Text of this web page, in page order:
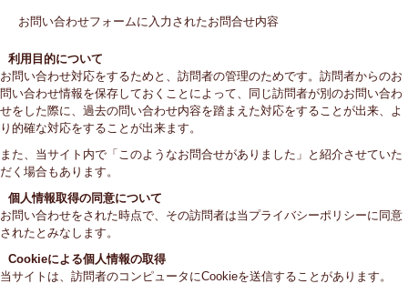
お問い合わせフォームに入力されたお問合せ内容
利用目的について
お問い合わせ対応をするためと、訪問者の管理のためです。訪問者からのお
問い合わせ情報を保存しておくことによって、同じ訪問者が別のお問い合わ
せをした際に、過去の問い合わせ内容を踏まえた対応をすることが出来、よ
り的確な対応をすることが出来ます。
また、当サイト内で「このようなお問合せがありました」と紹介させていた
だく場合もあります。
個人情報取得の同意について
お問い合わせをされた時点で、その訪問者は当プライバシーポリシーに同意
されたとみなします。
Cookieによる個人情報の取得
当サイトは、訪問者のコンピュータにCookieを送信することがあります。